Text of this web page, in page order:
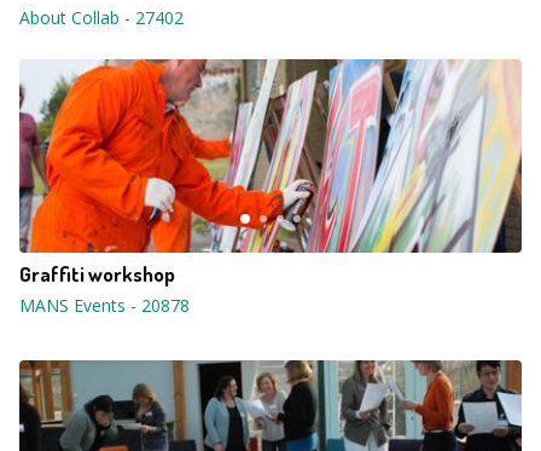
About Collab - 27402
Graffiti workshop
MANS Events - 20878